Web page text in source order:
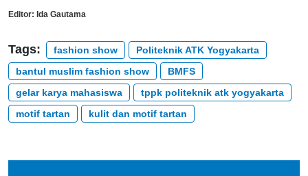
Editor: Ida Gautama
Tags: fashion show
Politeknik ATK Yogyakarta
bantul muslim fashion show
BMFS
gelar karya mahasiswa
tppk politeknik atk yogyakarta
motif tartan
kulit dan motif tartan